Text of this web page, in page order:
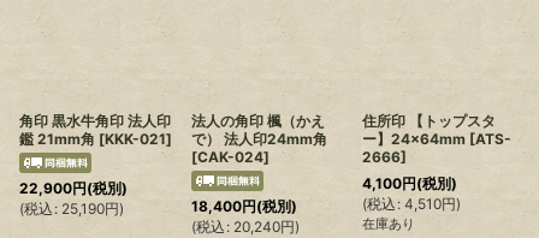
角印 黒水牛角印 法人印
鑑 21mm角 [KKK-021]
22,900円(税別)
(税込 : 25,190円)
法人の角印 楓（かえ
で） 法人印24mm角
[CAK-024]
18,400円(税別)
(税込 : 20,240円)
住所印 【トップスタ
ー】24×64mm [ATS-
2666]
4,100円(税別)
(税込 : 4,510円)
在庫あり